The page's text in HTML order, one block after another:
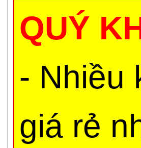
QUÝ
- Nhiều
giá rẻ